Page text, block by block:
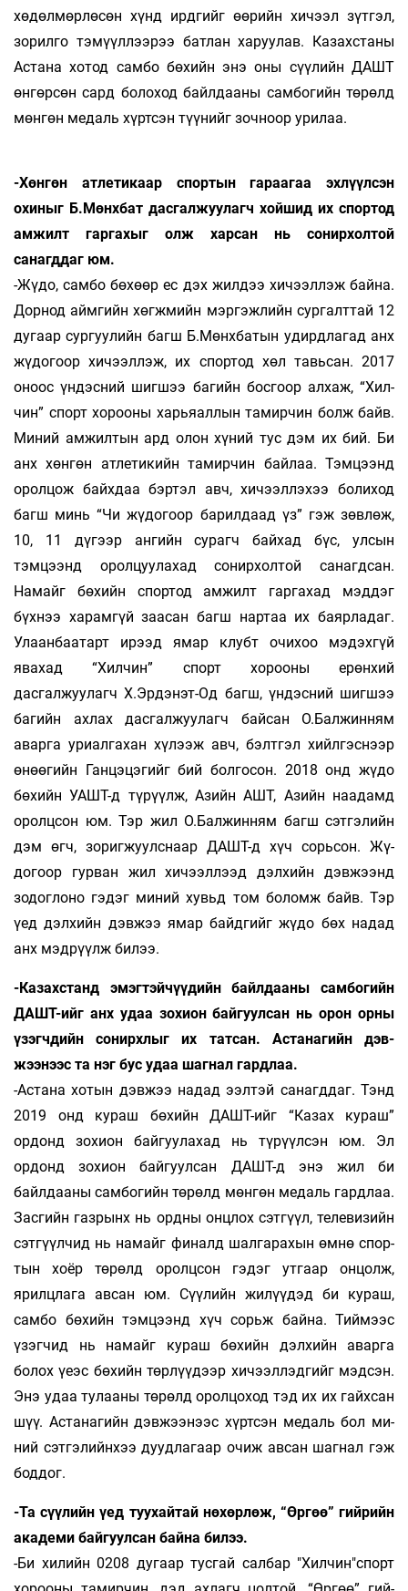
хөдөлмөрлөсөн хүнд ирдгийг өөрийн хичээл зүтгэл,
зорилго тэмүүллээрээ батлан харуулав. Казахстаны
Астана хотод самбо бөхийн энэ оны сүүлийн ДАШТ
өнгөрсөн сард болоход байлдааны самбогийн төрөлд
мөнгөн медаль хүртсэн түүнийг зочноор урилаа.
-Хөнгөн атлетикаар спортын гараа­гаа эхлүүлсэн
охиныг Б.Мөнхбат дасгал­жуу­лагч хойшид их спортод
амжилт гаргахыг олж харсан нь сонирхолтой
санагддаг юм.
-Жүдо, самбо бөхөөр ес дэх жилдээ хи­чээл­­­лэж байна.
Дорнод аймгийн хөгжмийн мэр­­гэж­лийн сургалттай 12
дугаар сургуулийн багш Б.Мөнх­батын удирдлагад анх
жүдогоор хи­чээл­­лэж, их спортод хөл тавьсан. 2017
оноос үн­­дэс­ний шигшээ багийн босгоор алхаж, “Хил­
чин” спорт хорооны харьяаллын тамирчин болж байв.
Миний амжилтын ард олон хүний тус дэм их бий. Би
анх хөнгөн атлетикийн тамирчин бай­­­лаа. Тэмцээнд
оролцож байхдаа бэртэл авч, хи­­­чээл­­лэхээ болиход
багш минь “Чи жүдогоор ба­­рилдаад үз” гэж зөвлөж,
10, 11 дүгээр ан­гийн сурагч байхад бүс, улсын
тэмцээнд орол­цуу­лахад сонирхолтой санагдсан.
Намайг бө­хийн спортод амжилт гаргахад мэддэг
бүхнээ харамгүй заасан багш нартаа их баярладаг.
Улаан­баатарт ирээд ямар клубт очихоо мэ­дэх­гүй
явахад “Хилчин” спорт хорооны ерөнхий
дасгалжуулагч Х.Эрдэнэт-Од багш, үндэсний шигшээ
багийн ахлах дасгалжуулагч байсан О.Балжинням
аварга уриалгахан хүлээж авч, бэлтгэл хийлгэснээр
өнөөгийн Ганцэцэгийг бий болгосон. 2018 онд жүдо
бөхийн УАШТ-д түрүүлж, Азийн АШТ, Азийн наадамд
оролцсон юм. Тэр жил О.Балжинням багш сэтгэлийн
дэм өгч, зоригжуулснаар ДАШТ-д хүч сорьсон. Жү­
догоор гурван жил хичээллээд дэлхийн дэв­жээнд
зодоглоно гэдэг миний хувьд том боломж байв. Тэр
үед дэлхийн дэвжээ ямар байд­гийг жүдо бөх надад
анх мэдрүүлж билээ.
-Казахстанд эмэгтэйчүүдийн байлдааны самбогийн
ДАШТ-ийг анх удаа зохион бай­­гуул­сан нь орон орны
үзэгчдийн со­нирх­лыг их татсан. Астанагийн дэв­
жээнээс та нэг бус удаа шагнал гардлаа.
-Астана хотын дэвжээ надад ээлтэй са­нагд­даг. Тэнд
2019 онд кураш бөхийн ДАШТ-ийг “Ка­зах кураш”
ордонд зохион байгуулахад нь тү­­рүүлсэн юм. Эл
ордонд зохион байгуулсан ДАШТ-д энэ жил би
байлдааны самбогийн тө­­рөлд мөнгөн медаль гардлаа.
Засгийн газ­рынх нь ордны онцлох сэтгүүл, телевизийн
сэт­­гүүл­чид нь намайг финалд шалгарахын өм­нө спор­
тын хоёр төрөлд оролцсон гэдэг ут­гаар он­цолж,
ярилцлага авсан юм. Сүүлийн жи­лүүдэд би кураш,
самбо бөхийн тэмцээнд хүч сорьж бай­на. Тиймээс
үзэгчид нь намайг кураш бө­хийн дэлхийн аварга
болох үеэс бөхийн төр­лүү­дээр хичээллэдгийг мэдсэн.
Энэ удаа ту­лаа­ны төрөлд оролцоход тэд их их гайхсан
шүү. Ас­та­на­гийн дэвжээнээс хүртсэн медаль бол ми­
ний сэт­гэлийнхээ дуудлагаар очиж авсан шаг­нал гэж
боддог.
-Та сүүлийн үед туухайтай нөхөрлөж, “Өр­­гөө” гийрийн
академи байгуулсан бай­на билээ.
-Би хилийн 0208 дугаар тусгай салбар "Хилчин"спорт